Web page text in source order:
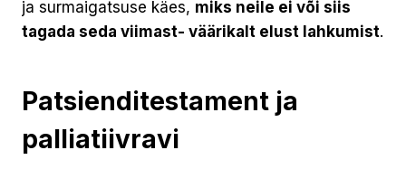
ja surmaigatsuse käes, miks neile ei või siis
tagada seda viimast- väärikalt elust lahkumist.
Patsienditestament ja
palliatiivravi